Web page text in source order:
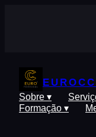
Sobre ▾
Formação ▾